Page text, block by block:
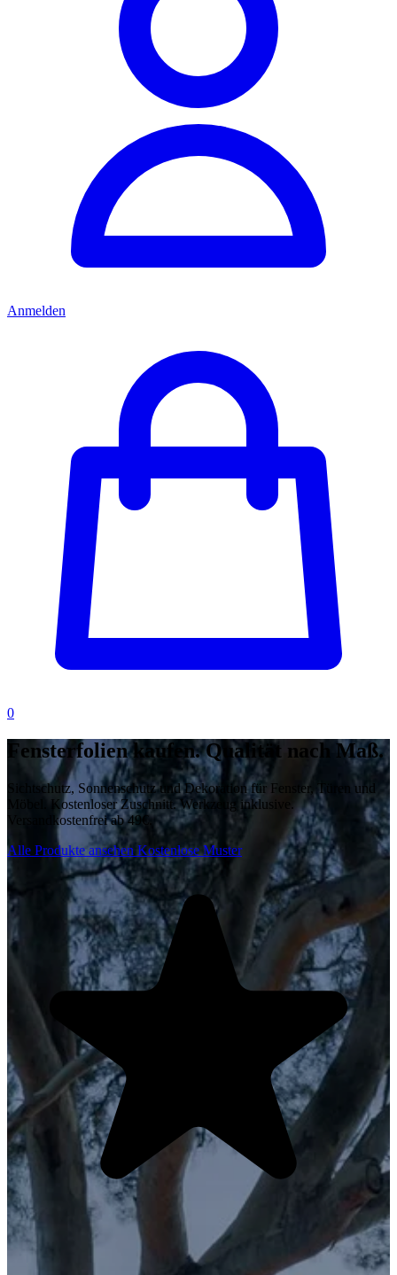
Anmelden
0
Fensterfolien kaufen. Qualität nach Maß.
Sichtschutz, Sonnenschutz und Dekoration für Fenster, Türen und
Möbel. Kostenloser Zuschnitt. Werkzeug inklusive.
Versandkostenfrei ab 49€.
Alle Produkte ansehen Kostenlose Muster